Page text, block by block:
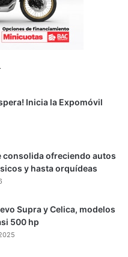
Inicia la Expomóvil
consolida ofreciendo autos
y hasta orquídeas
Supra y Celica, modelos
500 hp